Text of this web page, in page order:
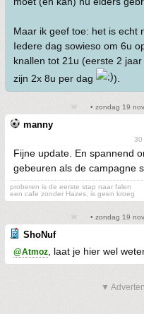
Maar ik geef toe: het is echt
Iedere dag sowieso om 6u
knallen tot 21u (eerste 2
zijn 2x 8u per dag
).
• zondag 19
manny
30
Fijne update. En spannend
gebeuren als de campagne
proberen is de eerste stap naar falen
een cafe zonder Hazes, is geen kroeg
• zondag 19
ShoNuf
@Atmoz , laat je hier wel
▼